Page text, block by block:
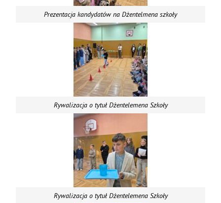
Prezentacja kandydatów na Dżentelmena szkoły
Rywalizacja o tytuł Dżentelemena Szkoły
Rywalizacja o tytuł Dżentelemena Szkoły